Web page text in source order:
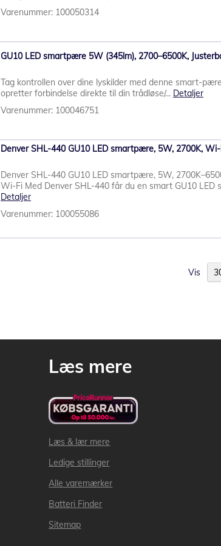
Varenummer: 100050314
GU10 LED smartpære 5W (345lm), 2700–6500K,
Tag kontrollen over dine lyskilder med denne smart-
opretter forbindelse direkte til din trådløse/... Detaljer
Varenummer: 100046751
Denver SHL-440 GU10 LED smartpære, 5W, 2700K,
Denver SHL-440 GU10 LED smartpære, 5W,
Wi-Fi Med Denver SHL-440 får du en smart GU10 LED
Detaljer
Varenummer: 100055086
Vis
Læs mere
Læs & lær mere
Ledige stillinger
Alle varemærker
Batteri Finder
Sitemap